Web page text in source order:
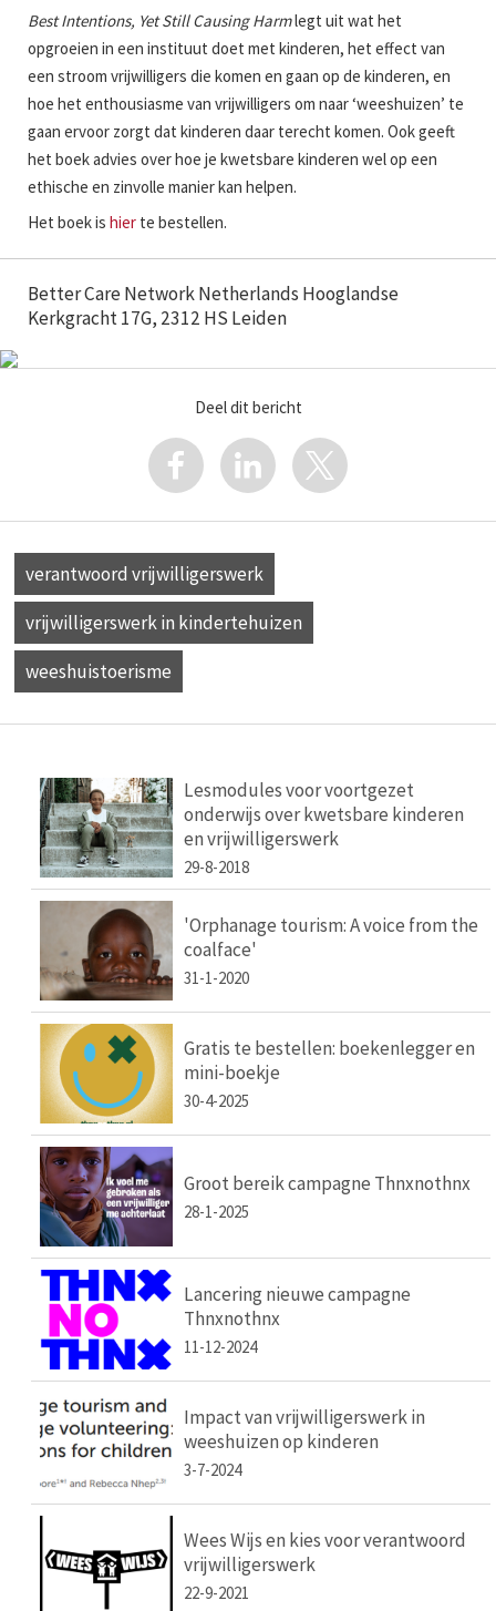
Best Intentions, Yet Still Causing Harmlegt uit wat het
opgroeien in een instituut doet met kinderen, het effect van
een stroom vrijwilligers die komen en gaan op de kinderen, en
hoe het enthousiasme van vrijwilligers om naar ‘weeshuizen’ te
gaan ervoor zorgt dat kinderen daar terecht komen. Ook geeft
het boek advies over hoe je kwetsbare kinderen wel op een
ethische en zinvolle manier kan helpen.
Het boek is hier te bestellen.
Better Care Network Netherlands Hooglandse
Kerkgracht 17G, 2312 HS Leiden
Deel dit bericht
verantwoord vrijwilligerswerk
vrijwilligerswerk in kindertehuizen
weeshuistoerisme
Lesmodules voor voortgezet
onderwijs over kwetsbare kinderen
en vrijwilligerswerk
29-8-2018
'Orphanage tourism: A voice from the
coalface'
31-1-2020
Gratis te bestellen: boekenlegger en
mini-boekje
30-4-2025
Groot bereik campagne Thnxnothnx
28-1-2025
Lancering nieuwe campagne
Thnxnothnx
11-12-2024
Impact van vrijwilligerswerk in
weeshuizen op kinderen
3-7-2024
Wees Wijs en kies voor verantwoord
vrijwilligerswerk
22-9-2021